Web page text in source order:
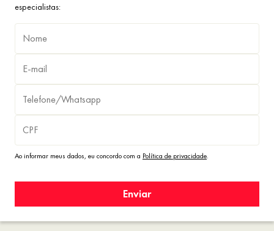
especialistas:
Ao informar meus dados, eu concordo com a Política de privacidade.
Enviar